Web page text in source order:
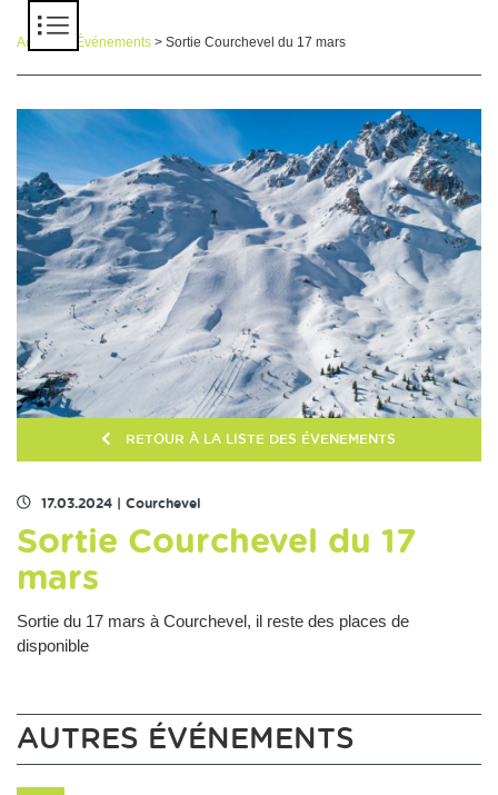
Accueil Événements > Sortie Courchevel du 17 mars
RETOUR À LA LISTE DES ÉVENEMENTS
17.03.2024 Courchevel
Sortie Courchevel du 17
mars
Sortie du 17 mars à Courchevel, il reste des places de
disponible
AUTRES ÉVÉNEMENTS